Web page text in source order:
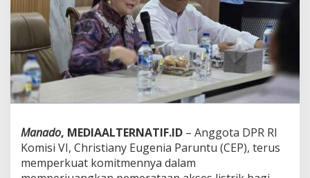
a
a
n
L
i
s
r
k
h
i
n
Manado, MEDIAALTERNATIF.ID – Anggota DPR RI
Komisi VI, Christiany Eugenia Paruntu (CEP), terus
memperkuat komitmennya dalam